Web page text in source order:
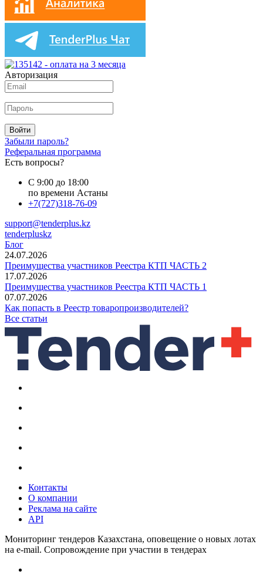
Авторизация
Войти
Забыли пароль?
Реферальная программа
Есть вопросы?
С 9:00 до 18:00
по времени Астаны
+7(727)318-76-09
support@tenderplus.kz
tenderpluskz
Блог
24.07.2026
Преимущества участников Реестра КТП ЧАСТЬ 2
17.07.2026
Преимущества участников Реестра КТП ЧАСТЬ 1
07.07.2026
Как попасть в Реестр товаропроизводителей?
Все статьи
Контакты
О компании
Реклама на сайте
API
Мониторинг тендеров Казахстана, оповещение о новых лотах
на e-mail. Сопровождение при участии в тендерах